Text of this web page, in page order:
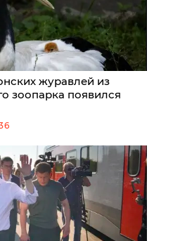
журавлей из
зоопарка появился